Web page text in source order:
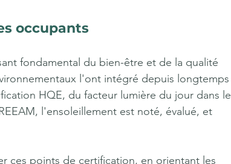
occupants
fondamental du bien-être et de la qualité
l'ont intégré depuis longtemps
HQE, du facteur lumière du jour dans le
l'ensoleillement est noté, évalué, et
ces points de certification, en orientant les